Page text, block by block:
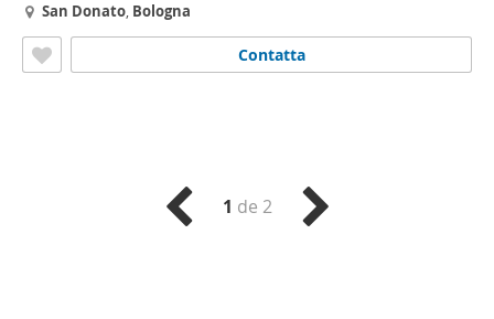
San Donato, Bologna
Contatta
1 de 2